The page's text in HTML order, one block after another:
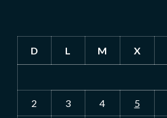
D L M X
2 3 4 5